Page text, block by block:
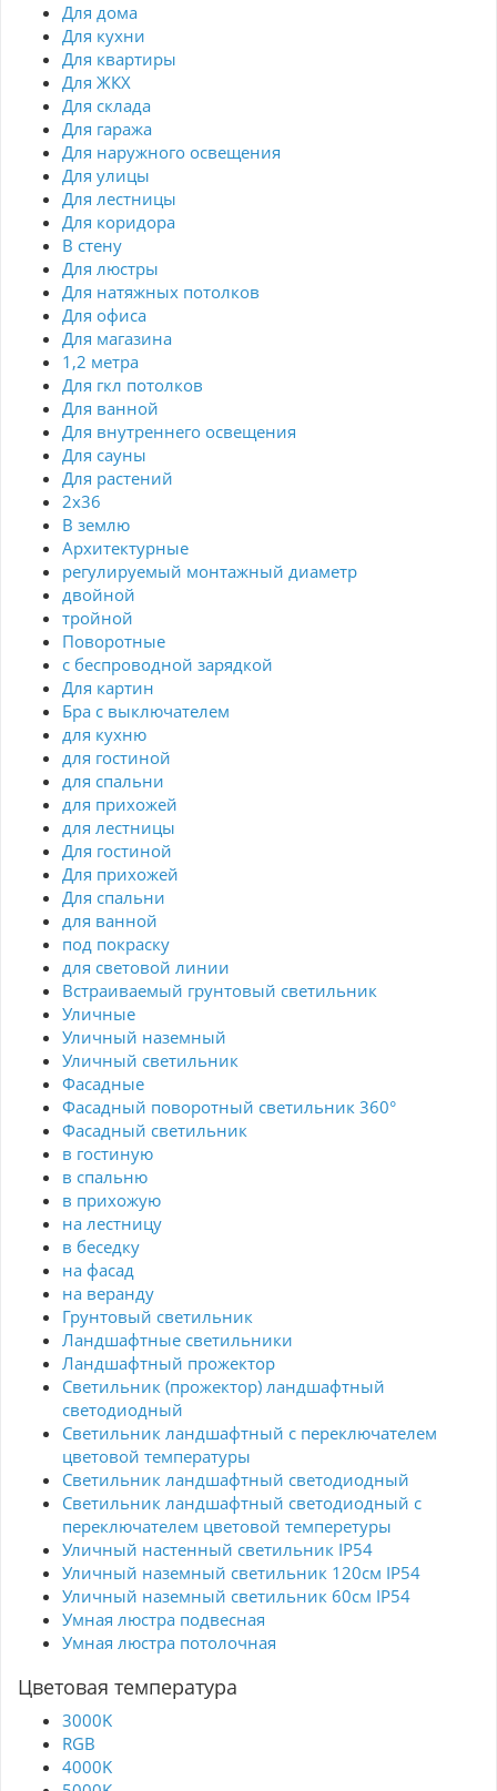
Для дома
Для кухни
Для квартиры
Для ЖКХ
Для склада
Для гаража
Для наружного освещения
Для улицы
Для лестницы
Для коридора
В стену
Для люстры
Для натяжных потолков
Для офиса
Для магазина
1,2 метра
Для гкл потолков
Для ванной
Для внутреннего освещения
Для сауны
Для растений
2х36
В землю
Архитектурные
регулируемый монтажный диаметр
двойной
тройной
Поворотные
с беспроводной зарядкой
Для картин
Бра с выключателем
для кухню
для гостиной
для спальни
для прихожей
для лестницы
Для гостиной
Для прихожей
Для спальни
для ванной
под покраску
для световой линии
Встраиваемый грунтовый светильник
Уличные
Уличный наземный
Уличный светильник
Фасадные
Фасадный поворотный светильник 360°
Фасадный светильник
в гостиную
в спальню
в прихожую
на лестницу
в беседку
на фасад
на веранду
Грунтовый светильник
Ландшафтные светильники
Ландшафтный прожектор
Светильник (прожектор) ландшафтный
светодиодный
Светильник ландшафтный с переключателем
цветовой температуры
Светильник ландшафтный светодиодный
Светильник ландшафтный светодиодный с
переключателем цветовой темперетуры
Уличный настенный светильник IP54
Уличный наземный светильник 120см IP54
Уличный наземный светильник 60см IP54
Умная люстра подвесная
Умная люстра потолочная
Цветовая температура
3000K
RGB
4000K